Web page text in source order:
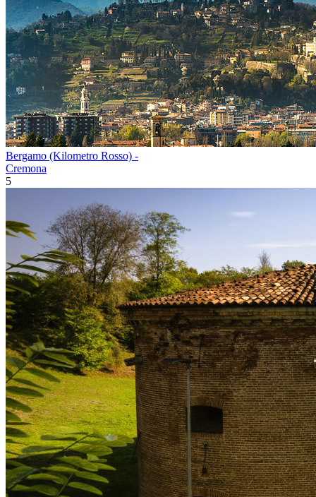
Bergamo (Kilometro Rosso) -
Cremona
5